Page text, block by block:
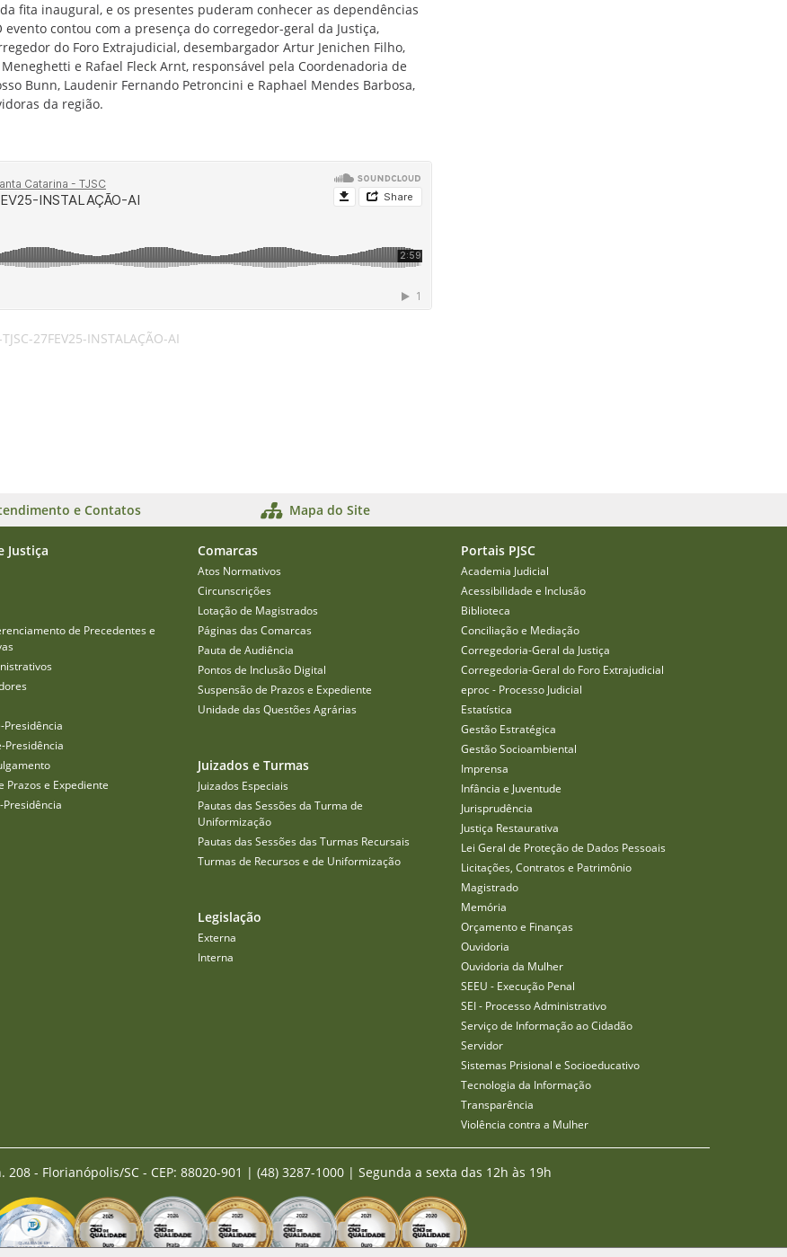
fita inaugural, e os presentes puderam conhecer as dependências
contou com a presença do corregedor-geral da Justiça,
do Foro Extrajudicial, desembargador Artur Jenichen Filho,
e Rafael Fleck Arnt, responsável pela Coordenadoria de
Bunn, Laudenir Fernando Petroncini e Raphael Mendes Barbosa,
da região.
27FEV25-INSTALAÇÃO-AI
e Contatos Mapa do Site
Justiça
de Precedentes e
Presidência
Presidência
Prazos e Expediente
Comarcas
Atos Normativos
Circunscrições
Lotação de Magistrados
Páginas das Comarcas
Pauta de Audiência
Pontos de Inclusão Digital
Suspensão de Prazos e Expediente
Unidade das Questões Agrárias
Juizados e Turmas
Juizados Especiais
Pautas das Sessões da Turma de
Uniformização
Pautas das Sessões das Turmas Recursais
Turmas de Recursos e de Uniformização
Legislação
Externa
Interna
Portais PJSC
Academia Judicial
Acessibilidade e Inclusão
Biblioteca
Conciliação e Mediação
Corregedoria-Geral da Justiça
Corregedoria-Geral do Foro Extrajudicial
eproc - Processo Judicial
Estatística
Gestão Estratégica
Gestão Socioambiental
Imprensa
Infância e Juventude
Jurisprudência
Justiça Restaurativa
Lei Geral de Proteção de Dados Pessoais
Licitações, Contratos e Patrimônio
Magistrado
Memória
Orçamento e Finanças
Ouvidoria
Ouvidoria da Mulher
SEEU - Execução Penal
SEI - Processo Administrativo
Serviço de Informação ao Cidadão
Servidor
Sistemas Prisional e Socioeducativo
Tecnologia da Informação
Transparência
Violência contra a Mulher
- Florianópolis/SC - CEP: 88020-901 | (48) 3287-1000 | Segunda a sexta das 12h às 19h